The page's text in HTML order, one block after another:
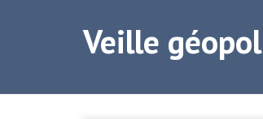
Veille